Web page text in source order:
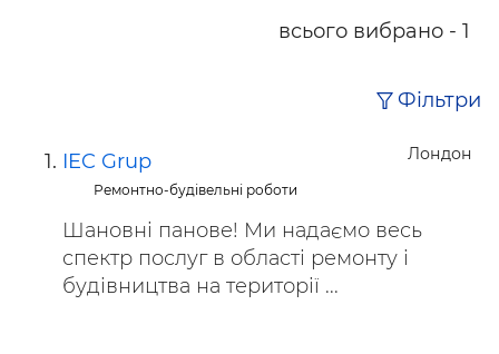
всього вибрано - 1
Фільтри
Лондон
IEC Grup
Ремонтно-будівельні роботи
Шановні панове! Ми надаємо весь
спектр послуг в області ремонту і
будівництва на території ...